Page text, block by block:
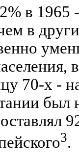
в 1965
в
70-х -
был
3.